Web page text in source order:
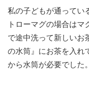
私の子どもが通ってい
トローマグの場合はマ
で途中洗って新しいお
の水筒』にお茶を入れ
から水筒が必要でした。